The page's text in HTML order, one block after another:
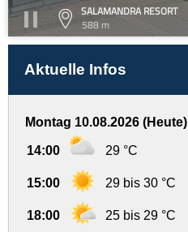
SALAMANDRA RESORT
588 m
Aktuelle Infos
Montag 10.08.2026 (Heute)
14:00 29 °C
15:00 29 bis 30 °C
18:00 25 bis 29 °C